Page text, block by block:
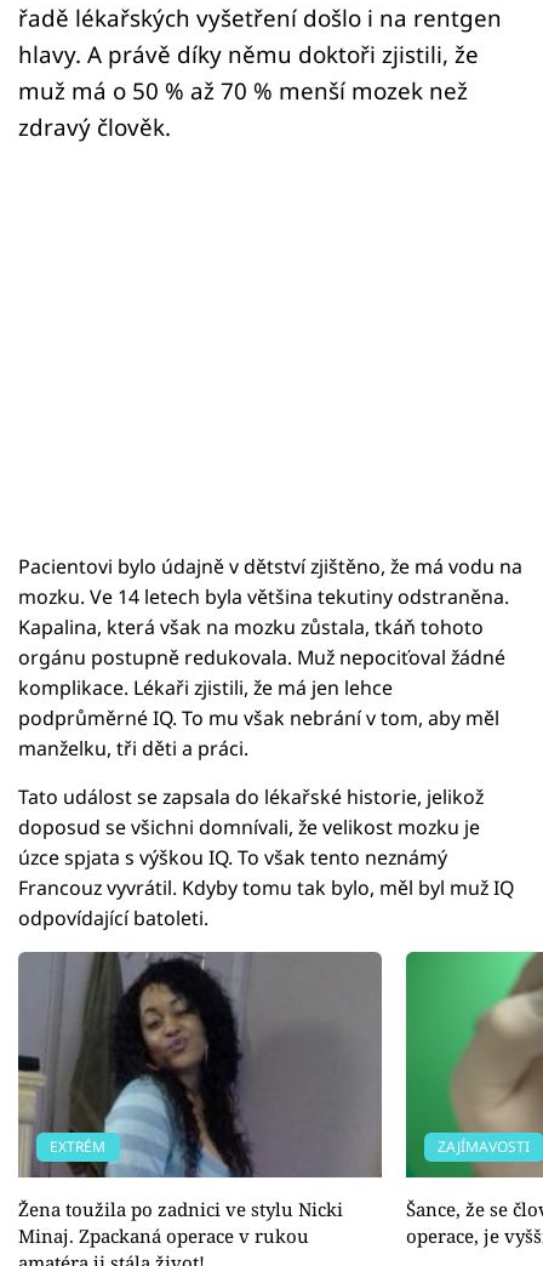
řadě lékařských vyšetření došlo i na rentgen
hlavy. A právě díky němu doktoři zjistili, že
muž má o 50 % až 70 % menší mozek než
zdravý člověk.
Pacientovi bylo údajně v dětství zjištěno, že má vodu na
mozku. Ve 14 letech byla většina tekutiny odstraněna.
Kapalina, která však na mozku zůstala, tkáň tohoto
orgánu postupně redukovala. Muž nepociťoval žádné
komplikace. Lékaři zjistili, že má jen lehce
podprůměrné IQ. To mu však nebrání v tom, aby měl
manželku, tři děti a práci.
Tato událost se zapsala do lékařské historie, jelikož
doposud se všichni domnívali, že velikost mozku je
úzce spjata s výškou IQ. To však tento neznámý
Francouz vyvrátil. Kdyby tomu tak bylo, měl byl muž IQ
odpovídající batoleti.
EXTRÉM
Žena toužila po zadnici ve stylu Nicki
Minaj. Zpackaná operace v rukou
ZAJÍMAVOSTI
Šance, že se
operace, je